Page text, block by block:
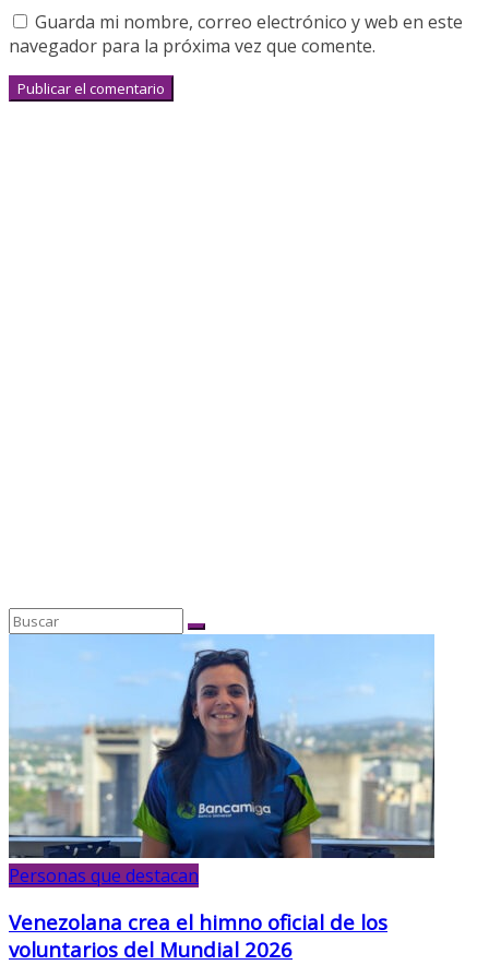
Guarda mi nombre, correo electrónico y web en este
navegador para la próxima vez que comente.
Personas que destacan
Venezolana crea el himno oficial de los
voluntarios del Mundial 2026